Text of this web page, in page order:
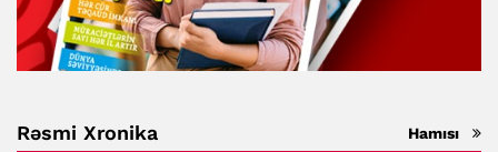
Rəsmi Xronika Hamısı